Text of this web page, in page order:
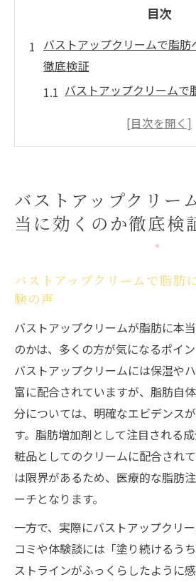
目次
バストアップクリームで脂
徹底検証
バストアップクリームで
バストアップクリームの
みとは
ランキング上位のバスト
バストアップクリーム
脂肪にアプローチするバスト
選び方
脂肪増加を目指すバス
選び方
バストアップクリームで
の見極め方
効果ありと評判のバスト
定ポイント
脂肪増加剤配合バストア
徴比較
バストアップクリーム選
全性と成分
バストアップクリー
当に効くのか徹底検
バストアップクリームで脂肪
験の声
バストアップクリームが脂肪に本
のかは、多くの方が気になるポイン
バストアップクリームには保湿や
富に配合されていますが、脂肪自
分については、明確なエビデンス
す。脂肪増加剤として注目される
粧品としてのクリームに配合され
は限界があるため、医療的な脂肪
ーチとなります。
一方で、実際にバストアップクリ
コミや体験談には「塗り続けるう
ストラインがふっくらしたように